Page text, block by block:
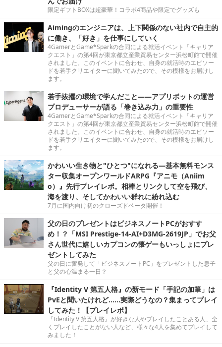
限定ギフトBOXは超豪華！コラボ4商品や限定でグッズも
Aimingのエンジニアは、上下関係のない社内で自主的
に働き、「好き」を仕事にしていく
4GamerとGame*Sparkの合同による就活イベント「キャリア
クエスト」の第4回が東京都立産業貿易センター浜松町館で開催
されました。このイベントに合わせ、自身の就活時のエピソー
ドを若手クリエイターに聞いてみたので、その模様をお届けし
ます。
若手抜擢の環境で学んだこと――アプリボットの運営
プロデューサーが語る「巻き込み力」の重要性
4GamerとGame*Sparkの合同による就活イベント「キャリア
クエスト」の第4回が東京都立産業貿易センター浜松町館で開催
されました。このイベントに合わせ、自身の就活時のエピソー
ドを若手クリエイターに聞いてみたので、その模様をお届けし
ます。
かわいい生き物と"ひとつ"になれる―基本無料モンス
ター収集オープンワールドARPG『アニモ（Aniim
o）』先行プレイレポ。相棒とリンクして空を飛び、
海を渡り、そしてかわいい群れに紛れ込む
7月に国内向け初のクローズドベータ開催！
父の日のプレゼントはビジネスノートPCがおすす
め！？「MSI Prestige-14-AI+D3MG-2619JP」でお父
さん世代に嬉しいカプコンの懐ゲーもいっしょにプレ
ゼントしてみた
父の日に奮発して「ビジネスノートPC」をプレゼントした息子
と父の心温まる一日？
『Identity V 第五人格』の新モード「手記の加筆」は
PvEと聞いたけれど……実際どうなの？集まってプレイ
してみた！【プレイレポ】
『Identity V 第五人格』が好きな人やプレイしたことある人、全
くプレイしたことがない人など、様々な4人を集めてプレイして
みました！